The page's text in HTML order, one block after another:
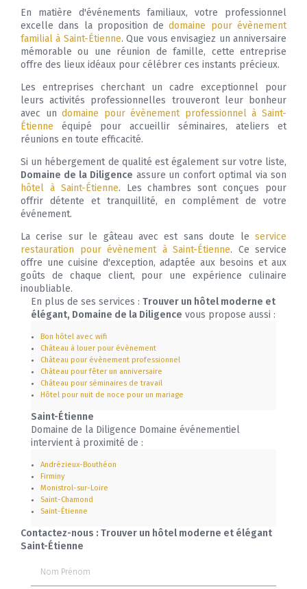
En matière d'événements familiaux, votre professionnel
excelle dans la proposition dedomaine pour évènement
familial à Saint-Étienne. Que vous envisagiez un anniversaire
mémorable ou une réunion de famille, cette entreprise
offre des lieux idéaux pour célébrer ces instants précieux.
Les entreprises cherchant un cadre exceptionnel pour
leurs activités professionnelles trouveront leur bonheur
avec undomaine pour évènement professionnel à Saint-
Étienne équipé pour accueillir séminaires, ateliers et
réunions en toute efficacité.
Si un hébergement de qualité est également sur votre liste,
Domaine de la Diligence assure un confort optimal via son
hôtel à Saint-Étienne. Les chambres sont conçues pour
offrir détente et tranquillité, en complément de votre
événement.
La cerise sur le gâteau avec est sans doute le service
restauration pour évènement à Saint-Étienne. Ce service
offre une cuisine d'exception, adaptée aux besoins et aux
goûts de chaque client, pour une expérience culinaire
inoubliable.
En plus de ses services : Trouver un hôtel moderne et
élégant, Domaine de la Diligence vous propose aussi :
Bon hôtel avec wifi
Château à louer pour évènement
Château pour évènement professionnel
Château pour fêter un anniversaire
Château pour séminaires de travail
Hôtel pour nuit de noce pour un mariage
Saint-Étienne
Domaine de la Diligence Domaine événementiel
intervient à proximité de :
Andrézieux-Bouthéon
Firminy
Monistrol-sur-Loire
Saint-Chamond
Saint-Étienne
Contactez-nous : Trouver un hôtel moderne et élégant
Saint-Étienne